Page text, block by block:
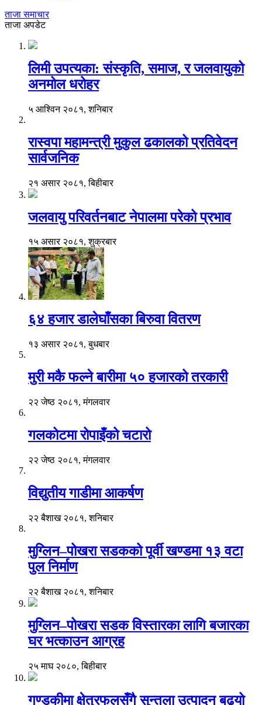
ताजा समाचार
ताजा अपडेट
लिमी उपत्यका: संस्कृति, समाज, र जलवायुको
अनमोल धरोहर
५ आश्विन २०८१, शनिबार
रास्वपा महामन्त्री मुकुल ढकालको प्रतिवेदन
सार्वजनिक
२१ असार २०८१, बिहीबार
जलवायु परिवर्तनबाट नेपालमा परेको प्रभाव
१५ असार २०८१, शुक्रबार
६४ हजार डालेघाँसका बिरुवा वितरण
१३ असार २०८१, बुधबार
मुरी मकै फल्ने बारीमा ५० हजारको तरकारी
२२ जेष्ठ २०८१, मंगलवार
गलकोटमा रोपाइँको चटारो
२२ जेष्ठ २०८१, मंगलवार
विद्युतीय गाडीमा आकर्षण
२२ बैशाख २०८१, शनिबार
मुग्लिन–पोखरा सडकको पूर्वी खण्डमा १३ वटा
पुल निर्माण
२२ बैशाख २०८१, शनिबार
मुग्लिन–पोखरा सडक विस्तारका लागि बजारका
घर भत्काउन आग्रह
२५ माघ २०८०, बिहीबार
गण्डकीमा क्षेत्रफलसँगै सुन्तला उत्पादन बढ्यो